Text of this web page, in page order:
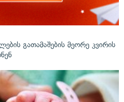
გათამაშების მეორე კვირის